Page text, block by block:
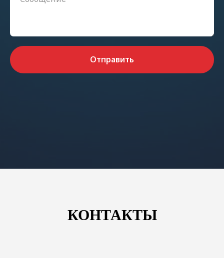
Отправить
КОНТАКТЫ